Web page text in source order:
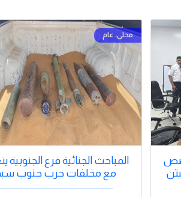
المباحث الجنائية فرع الجنوبية
مع مخلفات حرب جنوب